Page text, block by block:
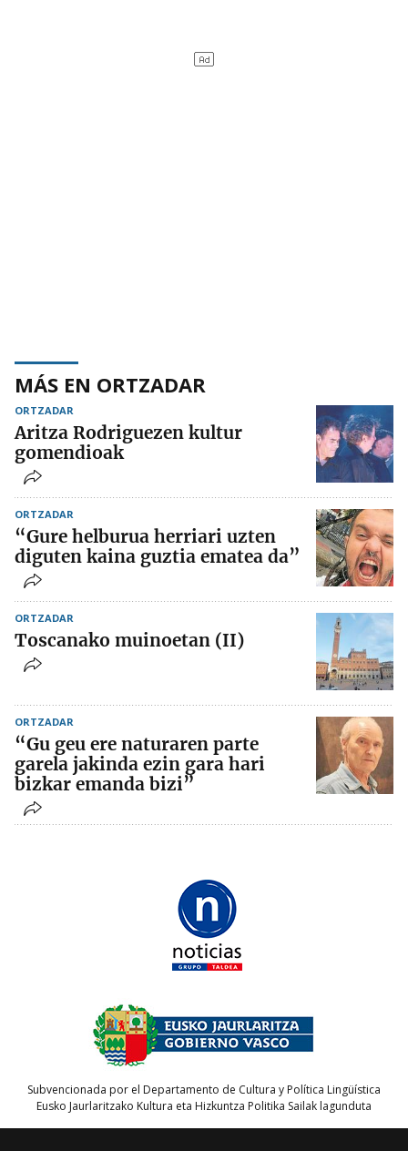
MÁS EN ORTZADAR
ORTZADAR
Aritza Rodriguezen kultur
gomendioak
ORTZADAR
“Gure helburua herriari uzten
diguten kaina guztia ematea da”
ORTZADAR
Toscanako muinoetan (II)
ORTZADAR
“Gu geu ere naturaren parte
garela jakinda ezin gara hari
bizkar emanda bizi”
Subvencionada por el Departamento de Cultura y Política Lingüística
Eusko Jaurlaritzako Kultura eta Hizkuntza Politika Sailak lagunduta